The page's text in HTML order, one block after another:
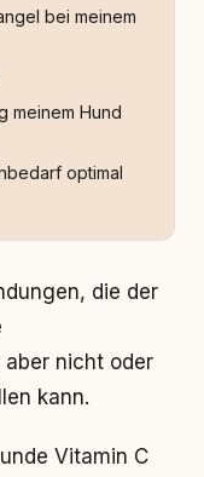
bei meinem
meinem Hund
optimal
die der
nicht oder
kann.
Vitamin C